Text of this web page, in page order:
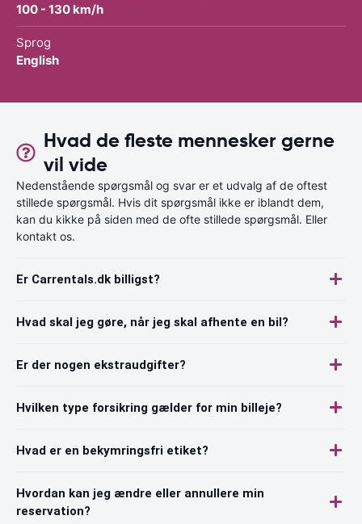
100 - 130 km/h
Sprog
English
Hvad de fleste mennesker gerne
vil vide
Nedenstående spørgsmål og svar er et udvalg af de oftest
stillede spørgsmål. Hvis dit spørgsmål ikke er iblandt dem,
kan du kikke på siden med de ofte stillede spørgsmål. Eller
kontakt os.
Er Carrentals.dk billigst?
Hvad skal jeg gøre, når jeg skal afhente en bil?
Er der nogen ekstraudgifter?
Hvilken type forsikring gælder for min billeje?
Hvad er en bekymringsfri etiket?
Hvordan kan jeg ændre eller annullere min
reservation?